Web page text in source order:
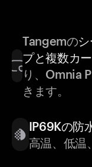
Tangemの
プと複数カ
り、Omnia
きます。
IP69Kの防
高温、低温